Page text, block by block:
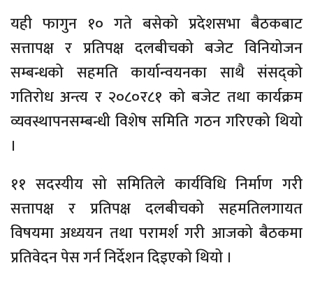
यही फागुन १० गते बसेको प्रदेशसभा बैठकबाट
सत्तापक्ष र प्रतिपक्ष दलबीचको बजेट विनियोजन
सम्बन्धको सहमति कार्यान्वयनका साथै संसद्को
गतिरोध अन्त्य र २०८०र८१ को बजेट तथा कार्यक्रम
व्यवस्थापनसम्बन्धी विशेष समिति गठन गरिएको थियो
।
११ सदस्यीय सो समितिले कार्यविधि निर्माण गरी
सत्तापक्ष र प्रतिपक्ष दलबीचको सहमतिलगायत
विषयमा अध्ययन तथा परामर्श गरी आजको बैठकमा
प्रतिवेदन पेस गर्न निर्देशन दिइएको थियो ।